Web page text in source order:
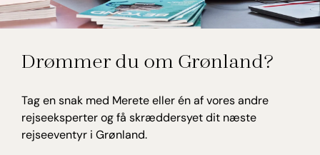
Merete Bach Kristensen
Drømmer du om Grønland?
Tag en snak med Merete eller én af vores andre
rejseeksperter og få skræddersyet dit næste
rejseeventyr i Grønland.